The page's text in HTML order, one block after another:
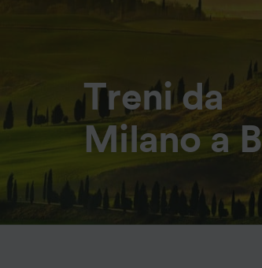
Treni da
Milano a